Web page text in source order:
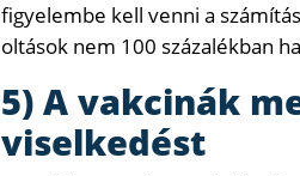
figyelembe kell venni a
oltások nem 100 százalékban
5) A vakcinák
viselkedést